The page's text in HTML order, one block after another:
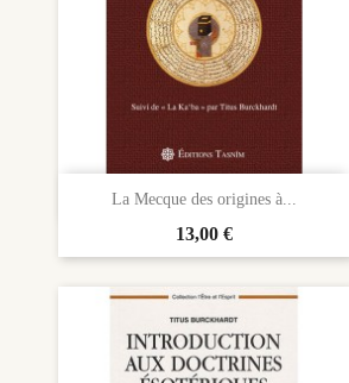
La Mecque des origines à...
Prix
13,00 €
Aperçu rapide